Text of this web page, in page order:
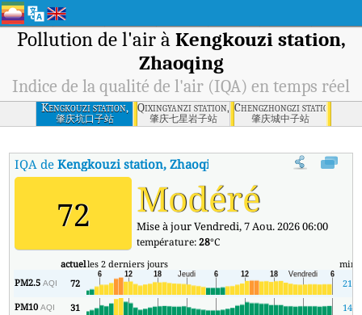
Pollution de l'air à Kengkouzi station,
Zhaoqing
Indice de la qualité de l'air (IQA) en temps réel
Kengkouzi station,
Zhaoqing
肇庆坑口子站
Qixingyanzi station, Zhaoqing
肇庆七星岩子站
Chengzhongzi station,
肇庆城中子站
IQA deKengkouzi station, Zhaoqing Indice de la qualité de l'air
72 Modéré
Mise à jour Vendredi, 7 Aou. 2026 06:00
température:28°C
actuelles 2 derniers jours min
PM2.5AQI 72
21
PM10AQI 31
14